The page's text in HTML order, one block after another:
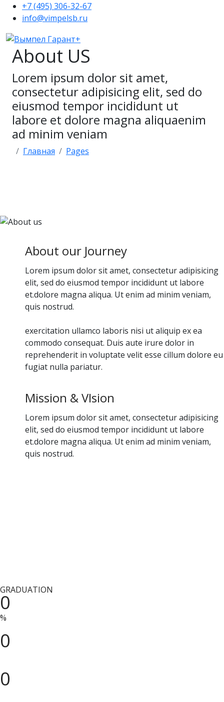
+7 (495) 306-32-67
info@vimpelsb.ru
About US
Lorem ipsum dolor sit amet,
consectetur adipisicing elit, sed do
eiusmod tempor incididunt ut
labore et dolore magna aliquaenim
ad minim veniam
Главная Pages
About our Journey
Lorem ipsum dolor sit amet, consectetur adipisicing
elit, sed do eiusmod tempor incididunt ut labore
et.dolore magna aliqua. Ut enim ad minim veniam,
quis nostrud.
exercitation ullamco laboris nisi ut aliquip ex ea
commodo consequat. Duis aute irure dolor in
reprehenderit in voluptate velit esse cillum dolore eu
fugiat nulla pariatur.
Mission & VIsion
Lorem ipsum dolor sit amet, consectetur adipisicing
elit, sed do eiusmod tempor incididunt ut labore
et.dolore magna aliqua. Ut enim ad minim veniam,
quis nostrud.
GRADUATION
0
%
0
0